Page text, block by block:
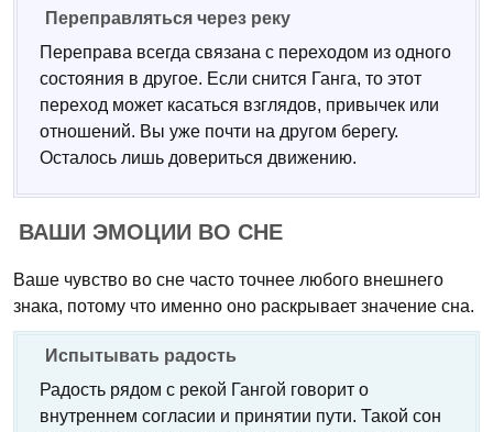
Переправляться через реку
Переправа всегда связана с переходом из одного
состояния в другое. Если снится Ганга, то этот
переход может касаться взглядов, привычек или
отношений. Вы уже почти на другом берегу.
Осталось лишь довериться движению.
ВАШИ ЭМОЦИИ ВО СНЕ
Ваше чувство во сне часто точнее любого внешнего
знака, потому что именно оно раскрывает значение сна.
Испытывать радость
Радость рядом с рекой Гангой говорит о
внутреннем согласии и принятии пути. Такой сон